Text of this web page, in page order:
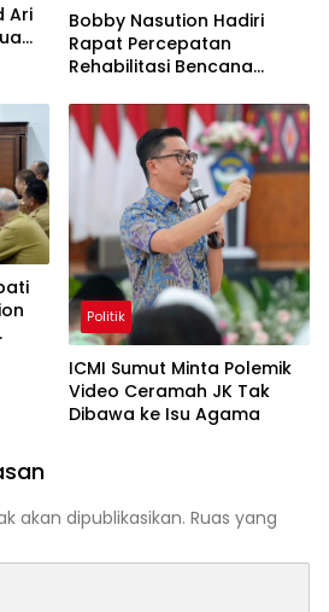
Ari
Bobby Nasution Hadiri
Rapat Percepatan
Rehabilitasi Bencana
Segera Direalisasikan
Politik
ICMI Sumut Minta Polemik
Video Ceramah JK Tak
Dibawa ke Isu Agama
akan dipublikasikan. Ruas yang